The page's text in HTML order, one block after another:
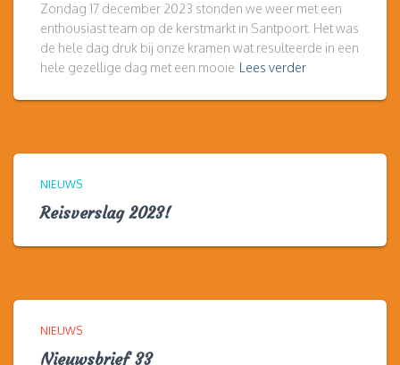
Zondag 17 december 2023 stonden we weer met een
enthousiast team op de kerstmarkt in Santpoort. Het was
de hele dag druk bij onze kramen wat resulteerde in een
hele gezellige dag met een mooie Lees verder
NIEUWS
Reisverslag 2023!
NIEUWS
Nieuwsbrief 33